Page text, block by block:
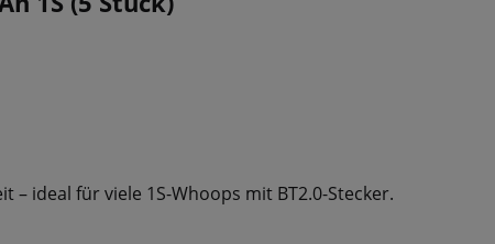
– ideal für viele 1S-Whoops mit BT2.0-Stecker.